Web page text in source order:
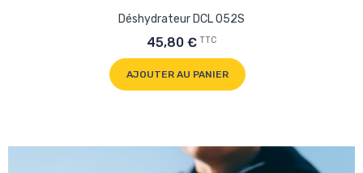
Déshydrateur DCL 052S
45,80 € TTC
AJOUTER AU PANIER